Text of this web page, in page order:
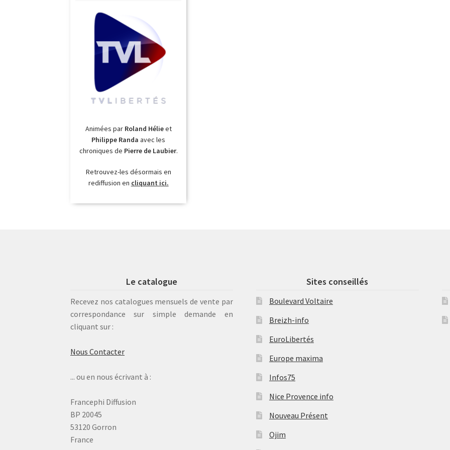
Animées par Roland Hélieet
Philippe Randa avec les
chroniques de Pierre de Laubier.
Retrouvez-les désormais en
rediffusion en cliquant ici.
Le catalogue
Recevez nos catalogues mensuels de vente par
correspondance sur simple demande en
cliquant sur :
Nous Contacter
... ou en nous écrivant à :
Francephi Diffusion
BP 20045
53120 Gorron
France
Sites conseillés
Boulevard Voltaire
Breizh-info
EuroLibertés
Europe maxima
Infos75
Nice Provence info
Nouveau Présent
Ojim